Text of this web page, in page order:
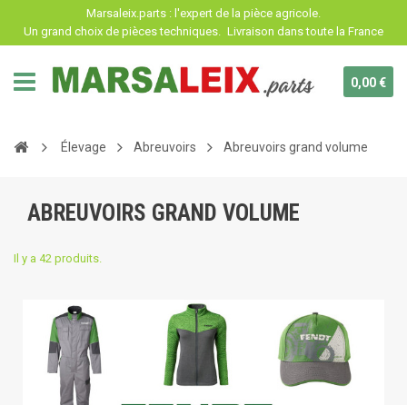
Marsaleix.parts : l'expert de la pièce agricole.
Un grand choix de pièces techniques. Livraison dans toute la France
0,00 €
Élevage Abreuvoirs Abreuvoirs grand volume
ABREUVOIRS GRAND VOLUME
Il y a 42 produits.
Panneau de gestion des cookies